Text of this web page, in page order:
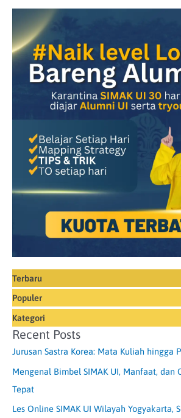
Terbaru
Populer
Kategori
Recent Posts
Jurusan Sastra Korea: Mata Kuliah hingga
Mengenal Bimbel SIMAK UI, Manfaat, dan
Tepat
Les Online SIMAK UI Wilayah Yogyakarta,